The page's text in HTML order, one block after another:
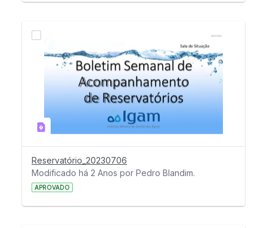
Reservatório_20230706
Modificado há 2 Anos por Pedro Blandim.
APROVADO